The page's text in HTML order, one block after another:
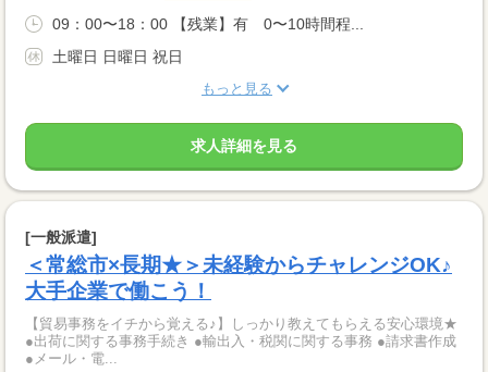
09：00〜18：00 【残業】有 0〜10時間程...
土曜日 日曜日 祝日
もっと見る
求人詳細を見る
[一般派遣]
＜常総市×長期★＞未経験からチャレンジOK♪
大手企業で働こう！
【貿易事務をイチから覚える♪】しっかり教えてもらえる安心環境★
●出荷に関する事務手続き ●輸出入・税関に関する事務 ●請求書作成
●メール・電...